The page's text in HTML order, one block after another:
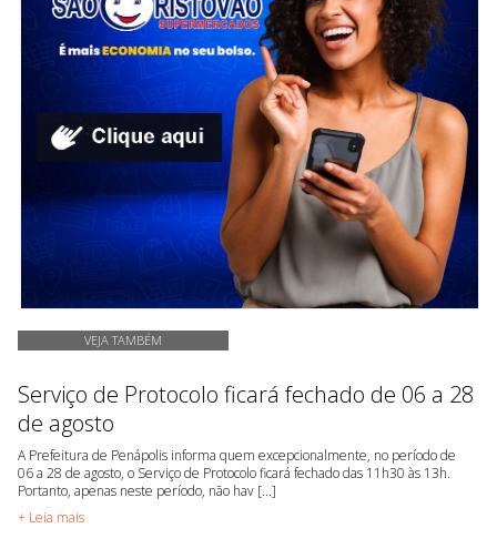
VEJA TAMBÉM
Serviço de Protocolo ficará fechado de 06 a 28
de agosto
A Prefeitura de Penápolis informa quem excepcionalmente, no período de
06 a 28 de agosto, o Serviço de Protocolo ficará fechado das 11h30 às 13h.
Portanto, apenas neste período, não hav [...]
+ Leia mais